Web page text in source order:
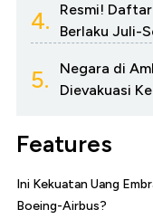
4.
Resmi!
Berlaku Juli-
5.
Negara di
Dievakuasi
Features
Ini Kekuatan Uang
Boeing-Airbus?